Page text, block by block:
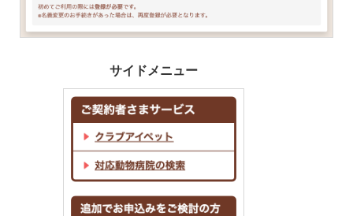
サイドメニュー